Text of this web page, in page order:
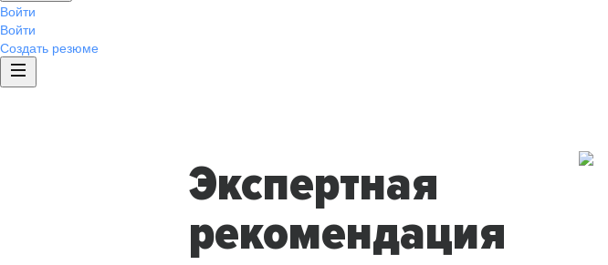
Войти
Войти
Создать резюме
Экспертная
рекомендация